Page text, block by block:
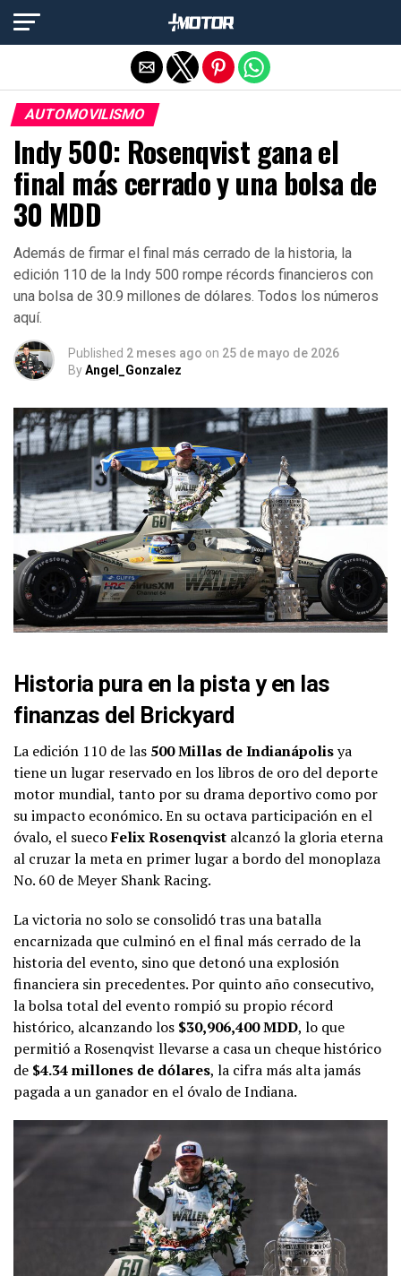
AUTOMOVILISMO
Indy 500: Rosenqvist gana el
final más cerrado y una bolsa de
30 MDD
Además de firmar el final más cerrado de la historia, la
edición 110 de la Indy 500 rompe récords financieros con
una bolsa de 30.9 millones de dólares. Todos los números
aquí.
Published 2 meses ago on 25 de mayo de 2026
ByAngel_Gonzalez
Historia pura en la pista y en las
finanzas del Brickyard
La edición 110 de las 500 Millas de Indianápolisya
tiene un lugar reservado en los libros de oro del deporte
motor mundial, tanto por su drama deportivo como por
su impacto económico. En su octava participación en el
óvalo, el suecoFelix Rosenqvist alcanzó la gloria eterna
al cruzar la meta en primer lugar a bordo del monoplaza
No. 60 de Meyer Shank Racing.
La victoria no solo se consolidó tras una batalla
encarnizada que culminó en el final más cerrado de la
historia del evento, sino que detonó una explosión
financiera sin precedentes. Por quinto año consecutivo,
la bolsa total del evento rompió su propio récord
histórico, alcanzando los $30,906,400 MDD, lo que
permitió a Rosenqvist llevarse a casa un cheque histórico
de $4.34 millones de dólares, la cifra más alta jamás
pagada a un ganador en el óvalo de Indiana.
Salir de la versión móvil